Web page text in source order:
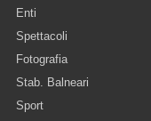
Enti
Spettacoli
Fotografia
Stab. Balneari
Sport